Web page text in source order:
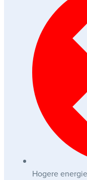
Hogere